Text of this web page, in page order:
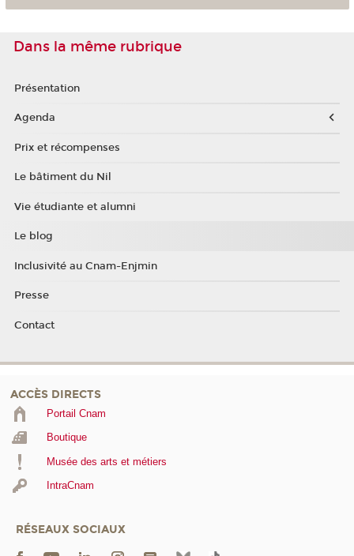
Dans la même rubrique
Présentation
Agenda
Prix et récompenses
Le bâtiment du Nil
Vie étudiante et alumni
Le blog
Inclusivité au Cnam-Enjmin
Presse
Contact
ACCÈS DIRECTS
Portail Cnam
Boutique
Musée des arts et métiers
IntraCnam
RÉSEAUX SOCIAUX